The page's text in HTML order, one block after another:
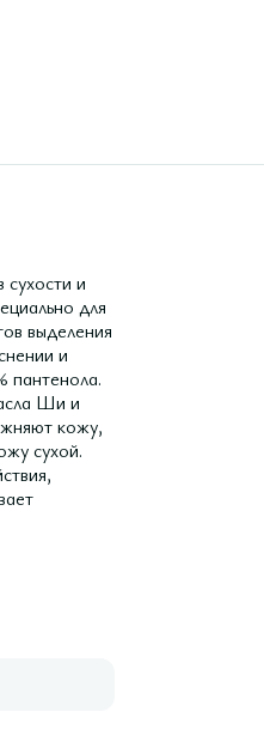
и
для
выделения
и
пантенола.
Ши и
кожу,
сухой.